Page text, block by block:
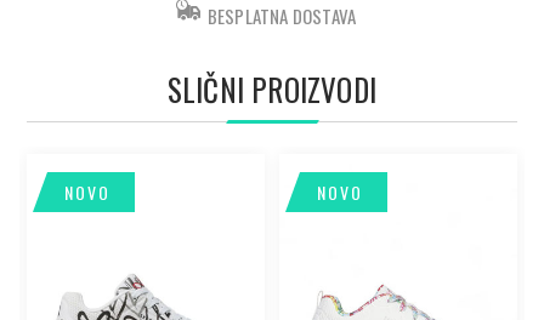
BESPLATNA DOSTAVA
SLIČNI PROIZVODI
NOVO NOVO